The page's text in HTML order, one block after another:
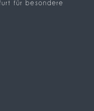
für besondere